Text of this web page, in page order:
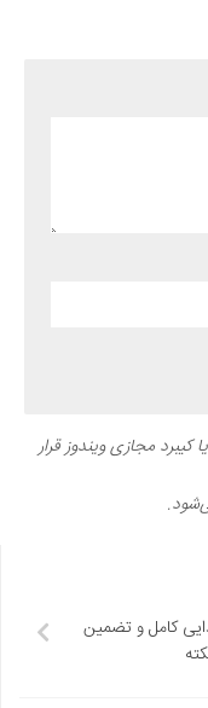
مجازی ویندوز قرار
کامل و تضمین